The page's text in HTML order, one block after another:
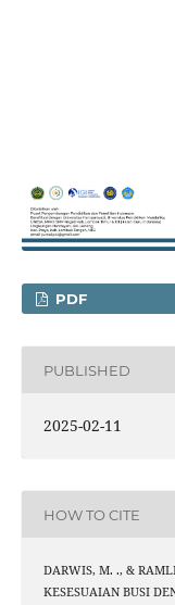
PDF
PUBLISHED
2025-02-11
HOW TO CITE
DARWIS, M. ., &
KESESUAIAN BUSI